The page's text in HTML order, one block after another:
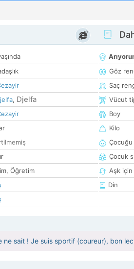
, Djelfa
Öğretim
Göz
Saç
Vücut
Boy
Kilo
Çocuğu
Çocuk
Aşk
Din
sait ! Je suis sportif (coureur), bon